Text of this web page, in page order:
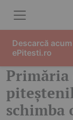
Primăria
schimba
Descarcă
ePitesti.ro